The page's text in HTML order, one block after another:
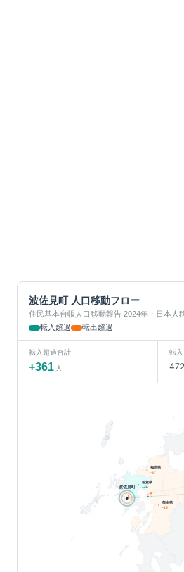
波佐見町人口移動フロー
住民基本台帳人口移動報告 2024年・日本人
転入超過
転出超過
転入超過合計
+361 人
転
472
佐賀県
+46
熊本県
-16
福岡県
-67
波佐見町